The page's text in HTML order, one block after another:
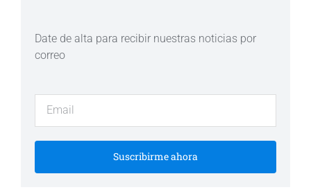
Date de alta para recibir nuestras noticias por
correo
Suscribirme ahora